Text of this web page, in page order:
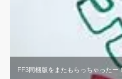
FF3同梱版をまたもらっちゃったー